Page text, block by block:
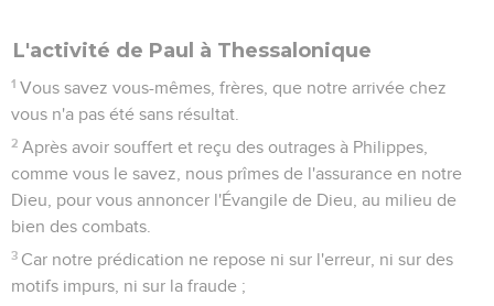
L'activité de Paul à Thessalonique
1 Vous savez vous-mêmes, frères, que notre arrivée chez
vous n'a pas été sans résultat.
2 Après avoir souffert et reçu des outrages à Philippes,
comme vous le savez, nous prîmes de l'assurance en notre
Dieu, pour vous annoncer l'Évangile de Dieu, au milieu de
bien des combats.
3 Car notre prédication ne repose ni sur l'erreur, ni sur des
motifs impurs, ni sur la fraude ;